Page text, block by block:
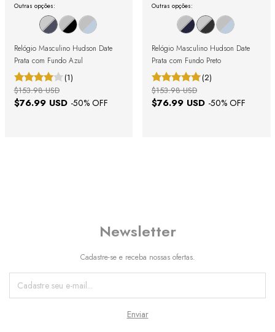
Outras opções:
Relógio Masculino Hudson Date
Prata com Fundo Azul
(1)
$76.99 USD -50% OFF
$153.98 USD
Outras opções:
Relógio Masculino Hudson Date
Prata com Fundo Preto
(2)
$76.99 USD -50% OFF
$153.98 USD
Newsletter
Cadastre-se e receba nossas ofertas.